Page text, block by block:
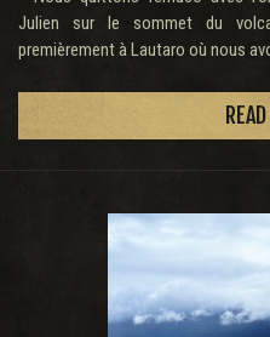
Julien sur le sommet du
premièrement à Lautaro où nous